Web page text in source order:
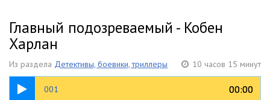
Главный подозреваемый - Кобен
Харлан
Из раздела Детективы, боевики, триллеры 10 часов 15 минут
001 00:00
00:00
08:03